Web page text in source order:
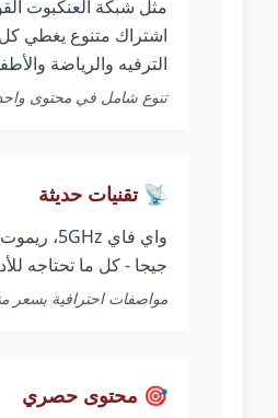
اشتراك متنوع يغطي
الترفيه والرياضة
تنوع شامل في محتوى
📡 تقنيات حديثة
جيجا - كل ما تحتاجه
مواصفات احترافية بسعر
🎯 محتوى حصري